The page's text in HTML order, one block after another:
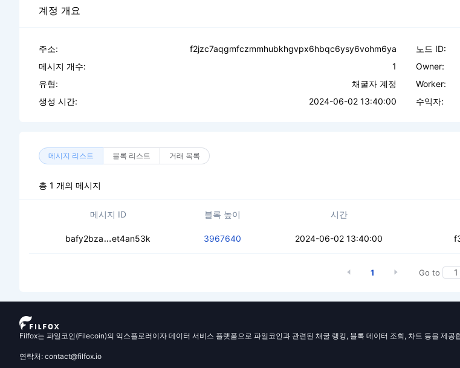
계정 개요
주소:
f2jzc7aqgmfczmmhubkhgvpx6hbqc6ysy6vohm6ya
메시지 개수:
1
유형:
채굴자 계정
생성 시간:
2024-06-02 13:40:00
노드 ID:
Owner:
Worker:
수익자:
메시지 리스트 블록 리스트 거래 목록
총 1 개의 메시지
메시지 ID 블록 높이 시간
bafy2bza ced4s5yurtzpxx54lpvkikbjcrwyx47jqtytwsklsbofas
et4an53k 3967640 2024-06-02 13:40:00
1 Go to
Filfox는 파일코인(Filecoin)의 익스플로러이자 데이터 서비스 플랫폼으로 파일코인과 관련된 채굴 랭킹, 블록 데이터 조회, 차트 등을 제공
연락처: contact@filfox.io